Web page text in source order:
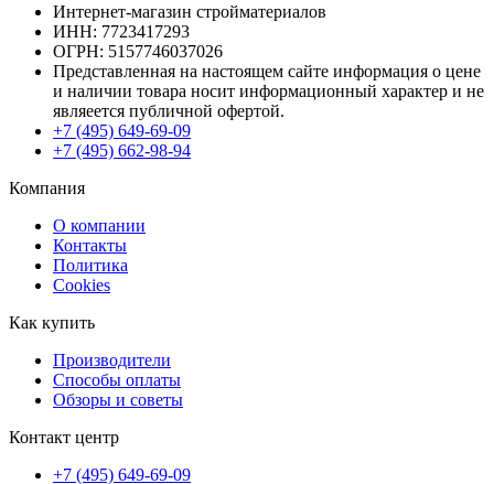
Интернет-магазин стройматериалов
ИНН: 7723417293
ОГРН: 5157746037026
Представленная на настоящем сайте информация о цене
и наличии товара носит информационный характер и не
являеется публичной офертой.
+7 (495) 649-69-09
+7 (495) 662-98-94
Компания
О компании
Контакты
Политика
Cookies
Как купить
Производители
Способы оплаты
Обзоры и советы
Контакт центр
+7 (495) 649-69-09